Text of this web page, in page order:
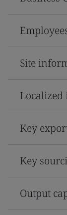
Site
Key
Key
Output